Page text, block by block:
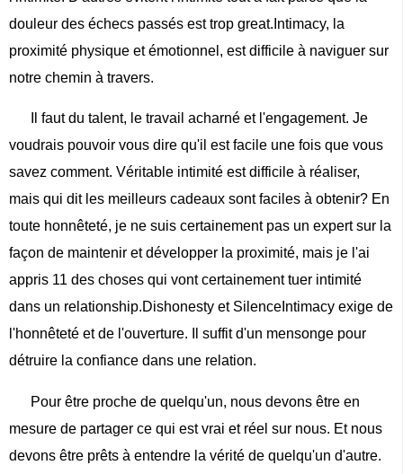
douleur des échecs passés est trop great.Intimacy, la
proximité physique et émotionnel, est difficile à naviguer sur
notre chemin à travers.
Il faut du talent, le travail acharné et l'engagement. Je
voudrais pouvoir vous dire qu'il est facile une fois que vous
savez comment. Véritable intimité est difficile à réaliser,
mais qui dit les meilleurs cadeaux sont faciles à obtenir? En
toute honnêteté, je ne suis certainement pas un expert sur la
façon de maintenir et développer la proximité, mais je l'ai
appris 11 des choses qui vont certainement tuer intimité
dans un relationship.Dishonesty et SilenceIntimacy exige de
l'honnêteté et de l'ouverture. Il suffit d'un mensonge pour
détruire la confiance dans une relation.
Pour être proche de quelqu'un, nous devons être en
mesure de partager ce qui est vrai et réel sur nous. Et nous
devons être prêts à entendre la vérité de quelqu'un d'autre.